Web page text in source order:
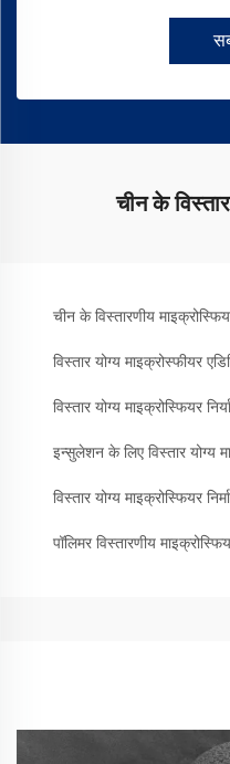
चीन के
चीन के विस्तारणीय
विस्तार योग्य माइक्रोस्फीयर
विस्तार योग्य माइक्रोस्फियर
इन्सुलेशन के लिए विस्तार योग्य
विस्तार योग्य माइक्रोस्फियर
पॉलिमर विस्तारणीय